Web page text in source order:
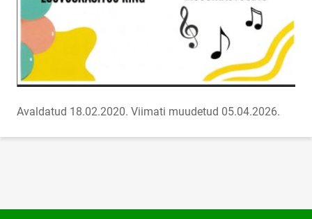
Avaldatud 18.02.2020. Viimati muudetud 05.04.2026.